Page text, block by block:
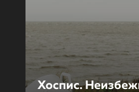
Хоспис.